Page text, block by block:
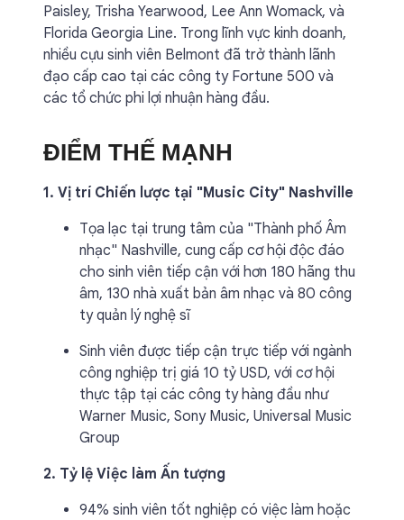
Paisley, Trisha Yearwood, Lee Ann Womack, và
Florida Georgia Line. Trong lĩnh vực kinh doanh,
nhiều cựu sinh viên Belmont đã trở thành lãnh
đạo cấp cao tại các công ty Fortune 500 và
các tổ chức phi lợi nhuận hàng đầu.
ĐIỂM THẾ MẠNH
1. Vị trí Chiến lược tại "Music City" Nashville
Tọa lạc tại trung tâm của "Thành phố Âm
nhạc" Nashville, cung cấp cơ hội độc đáo
cho sinh viên tiếp cận với hơn 180 hãng thu
âm, 130 nhà xuất bản âm nhạc và 80 công
ty quản lý nghệ sĩ
Sinh viên được tiếp cận trực tiếp với ngành
công nghiệp trị giá 10 tỷ USD, với cơ hội
thực tập tại các công ty hàng đầu như
Warner Music, Sony Music, Universal Music
Group
2. Tỷ lệ Việc làm Ấn tượng
94% sinh viên tốt nghiệp có việc làm hoặc